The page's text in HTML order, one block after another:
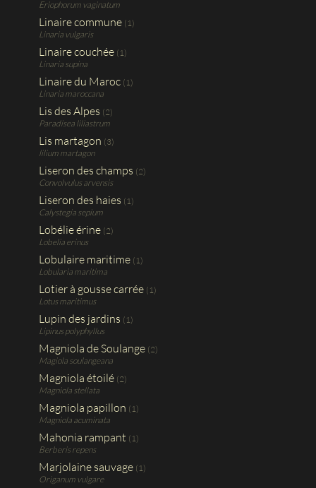
Eriophorum vaginatum
Linaire commune (1)
Linaria vulgaris
Linaire couchée (1)
Linaria supina
Linaire du Maroc (1)
Linaria maroccana
Lis des Alpes (2)
Paradisea liliastrum
Lis martagon (3)
lilium martagon
Liseron des champs (2)
Convolvulus arvensis
Liseron des haies (1)
Calystegia sepium
Lobélie érine (2)
Lobelia erinus
Lobulaire maritime (1)
Lobularia maritima
Lotier à gousse carrée (1)
Lotus maritimus
Lupin des jardins (1)
Lipinus polyphyllus
Magniola de Soulange (2)
Magiola soulangeana
Magniola étoilé (2)
Magniola stellata
Magniola papillon (1)
Magniola acuminata
Mahonia rampant (1)
Berberis repens
Marjolaine sauvage (1)
Origanum vulgare